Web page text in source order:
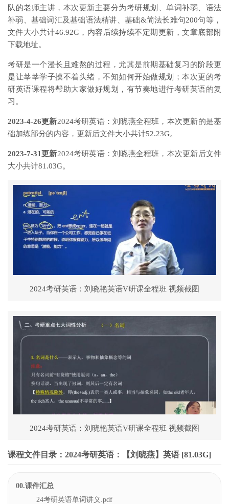
队的老师主讲，本次更新主要分为考研规划、单词补弱、语法
补弱、基础词汇及基础语法精讲、基础&简法长难句200句等，
文件大小共计46.92G，内容后续持续不定期更新，文章底部附
下载地址。
考研是一个漫长且难熬的过程，尤其是前期基础复习的阶段更
是让莘莘学子摸不着头绪，不知如何开始做规划；本次更的考
研英语课程将帮助大家做好规划，有节奏地进行考研英语的复
习。
2023-4-26更新2024考研英语：刘晓燕全程班，本次更新的是基
础加练部分的内容，更新后文件大小共计52.23G。
2023-7-31更新2024考研英语：刘晓燕全程班，本次更新后文件
大小共计81.03G。
2024考研英语：刘晓艳英语V研课全程班 视频截图
2024考研英语：刘晓艳英语V研课全程班 视频截图
课程文件目录：2024考研英语：【刘晓燕】英语 [81.03G]
00.课件汇总
24考研英语单词讲义.pdf